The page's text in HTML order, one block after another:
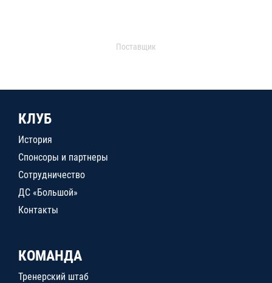
Поставщик
КЛУБ
История
Спонсоры и партнеры
Сотрудничество
ДС «Большой»
Контакты
КОМАНДА
Тренерский штаб